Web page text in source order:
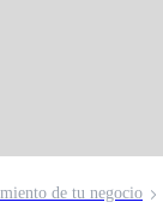
de tu negocio